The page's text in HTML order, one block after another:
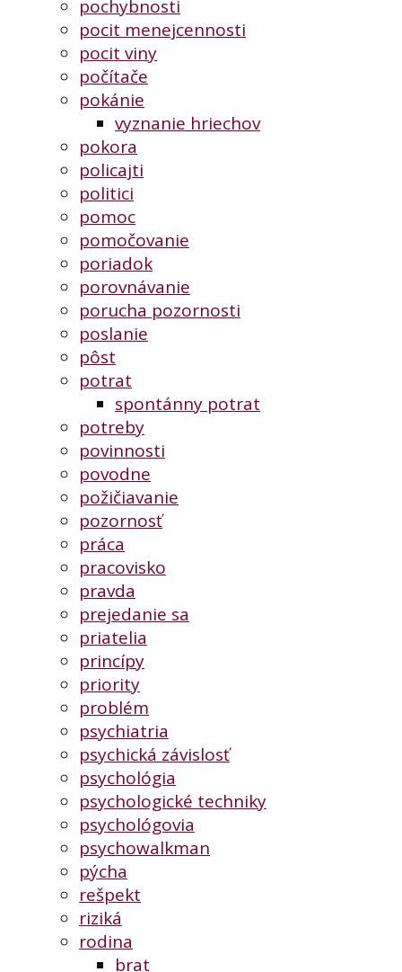
pochybnosti
pocit menejcennosti
pocit viny
počítače
pokánie
vyznanie hriechov
pokora
policajti
politici
pomoc
pomočovanie
poriadok
porovnávanie
porucha pozornosti
poslanie
pôst
potrat
spontánny potrat
potreby
povinnosti
povodne
požičiavanie
pozornosť
práca
pracovisko
pravda
prejedanie sa
priatelia
princípy
priority
problém
psychiatria
psychická závislosť
psychológia
psychologické techniky
psychológovia
psychowalkman
pýcha
rešpekt
riziká
rodina
brat